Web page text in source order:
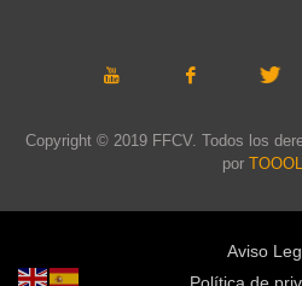
Copyright © 2019 FFCV. Todos los
por
Aviso